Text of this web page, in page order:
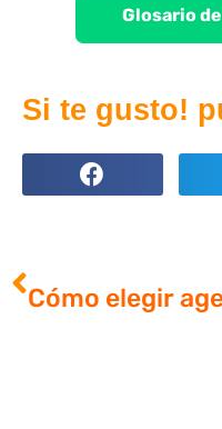
Glosario
Si te gusto!